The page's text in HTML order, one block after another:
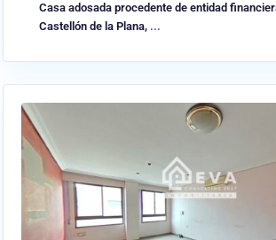
Casa adosada procedente de entidad
Castellón de la Plana, ...
Vilareal